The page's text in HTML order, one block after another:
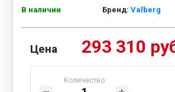
В наличии Бренд: Valberg
Цена 293 310
Количество